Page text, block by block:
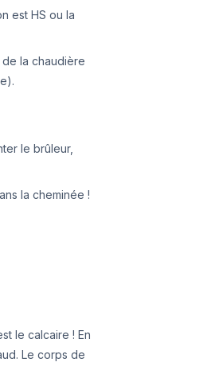
est HS ou la
la chaudière
le brûleur,
la cheminée !
le calcaire ! En
Le corps de